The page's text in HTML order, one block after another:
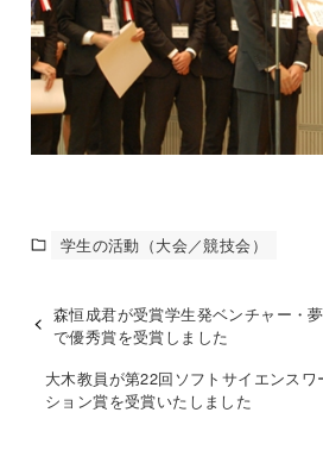
学生の活動（大会／競技会）
森恒成君が受賞学生発ベンチャー・
で優秀賞を受賞しました
大木教員が第22回ソフトサイエンス
ション賞を受賞いたしました